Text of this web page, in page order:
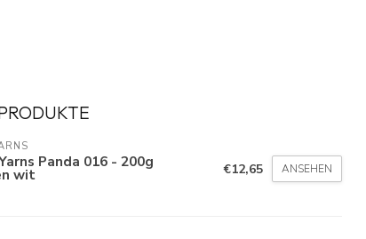
Panda 016 - 200g
wit €12,65 ANSEHEN